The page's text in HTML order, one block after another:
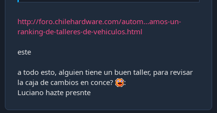
http://foro.chilehardware.com/autom...amos-un-
ranking-de-talleres-de-vehiculos.html
este
a todo esto, alguien tiene un buen taller, para revisar
la caja de cambios en conce?
:
Luciano hazte presnte